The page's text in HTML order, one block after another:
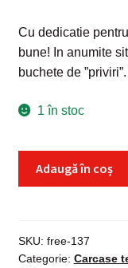
Cu dedicatie
bune! In anumite
buchete de
1 în stoc
Plus,
carcasa
Adaugă în coș
SKU: free-137
Categorie: Carcase